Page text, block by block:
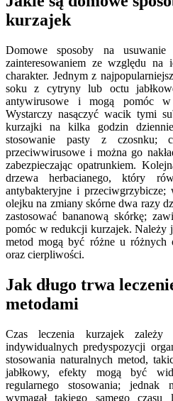
kurzajek
Domowe sposoby na
zainteresowaniem ze względu na
charakter. Jednym z
soku z cytryny lub octu
antywirusowe i mogą pomóc
Wystarczy nasączyć wacik tymi
kurzajki na kilka godzin
stosowanie pasty z czosnku;
przeciwwirusowe i można go
zabezpieczając opatrunkiem.
drzewa herbacianego, który
antybakteryjne i
olejku na zmiany skórne dwa razy
zastosować bananową skórkę;
pomóc w redukcji kurzajek. Należy
metod mogą być różne u różnych
oraz cierpliwości.
Jak długo trwa
metodami
Czas leczenia kurzajek
indywidualnych predyspozycji
stosowania naturalnych metod,
jabłkowy, efekty mogą być
regularnego stosowania; jednak
wymagał takiego samego